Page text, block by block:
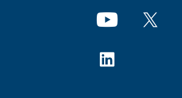
YouTube X
Linkedin